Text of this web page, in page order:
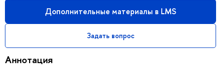
Дополнительные материалы в LMS
Задать вопрос
Аннотация